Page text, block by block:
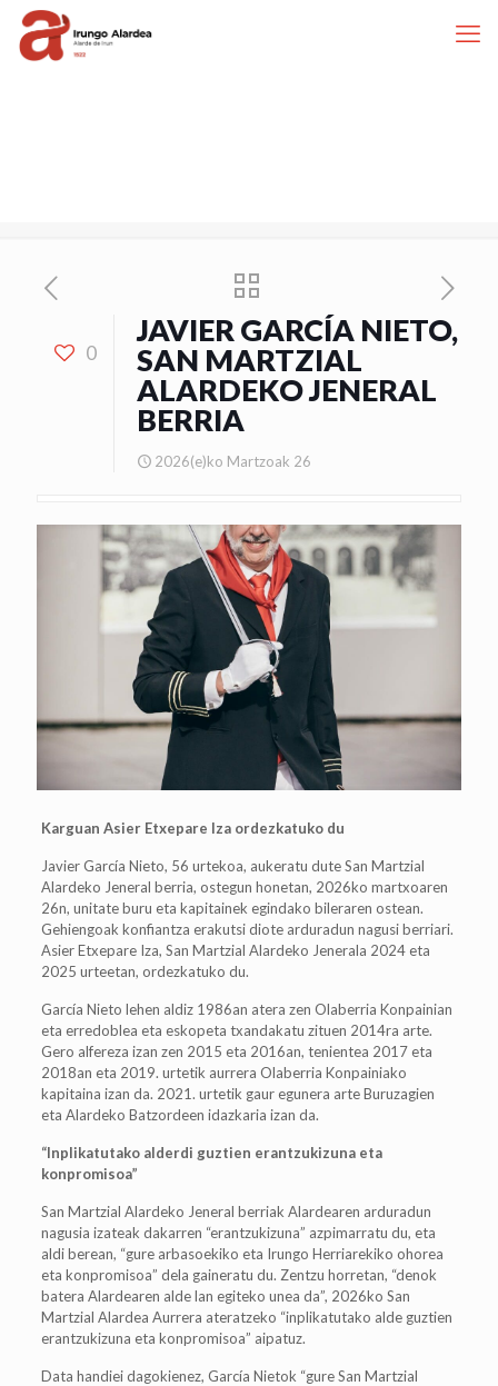
0
JAVIER GARCÍA NIETO,
SAN MARTZIAL
ALARDEKO JENERAL
BERRIA
2026(e)ko Martzoak 26
Karguan Asier Etxepare Iza ordezkatuko du
Javier García Nieto, 56 urtekoa, aukeratu dute San Martzial
Alardeko Jeneral berria, ostegun honetan, 2026ko martxoaren
26n, unitate buru eta kapitainek egindako bileraren ostean.
Gehiengoak konfiantza erakutsi diote arduradun nagusi berriari.
Asier Etxepare Iza, San Martzial Alardeko Jenerala 2024 eta
2025 urteetan, ordezkatuko du.
García Nieto lehen aldiz 1986an atera zen Olaberria Konpainian
eta erredoblea eta eskopeta txandakatu zituen 2014ra arte.
Gero alfereza izan zen 2015 eta 2016an, tenientea 2017 eta
2018an eta 2019. urtetik aurrera Olaberria Konpainiako
kapitaina izan da. 2021. urtetik gaur egunera arte Buruzagien
eta Alardeko Batzordeen idazkaria izan da.
“Inplikatutako alderdi guztien erantzukizuna eta
konpromisoa”
San Martzial Alardeko Jeneral berriak Alardearen arduradun
nagusia izateak dakarren “erantzukizuna” azpimarratu du, eta
aldi berean, “gure arbasoekiko eta Irungo Herriarekiko ohorea
eta konpromisoa” dela gaineratu du. Zentzu horretan, “denok
batera Alardearen alde lan egiteko unea da”, 2026ko San
Martzial Alardea Aurrera ateratzeko “inplikatutako alde guztien
erantzukizuna eta konpromisoa” aipatuz.
Data handiei dagokienez, García Nietok “gure San Martzial